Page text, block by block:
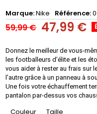
Marque Nike Référence
59,99 € 47,99 €
Donnez le meilleur de vous-
les footballeurs d'élite et les
vous aider à rester au frais sur
l'autre grâce à un panneau à
Une fois votre échauffement
pantalon par-dessus vos
Couleur Taille